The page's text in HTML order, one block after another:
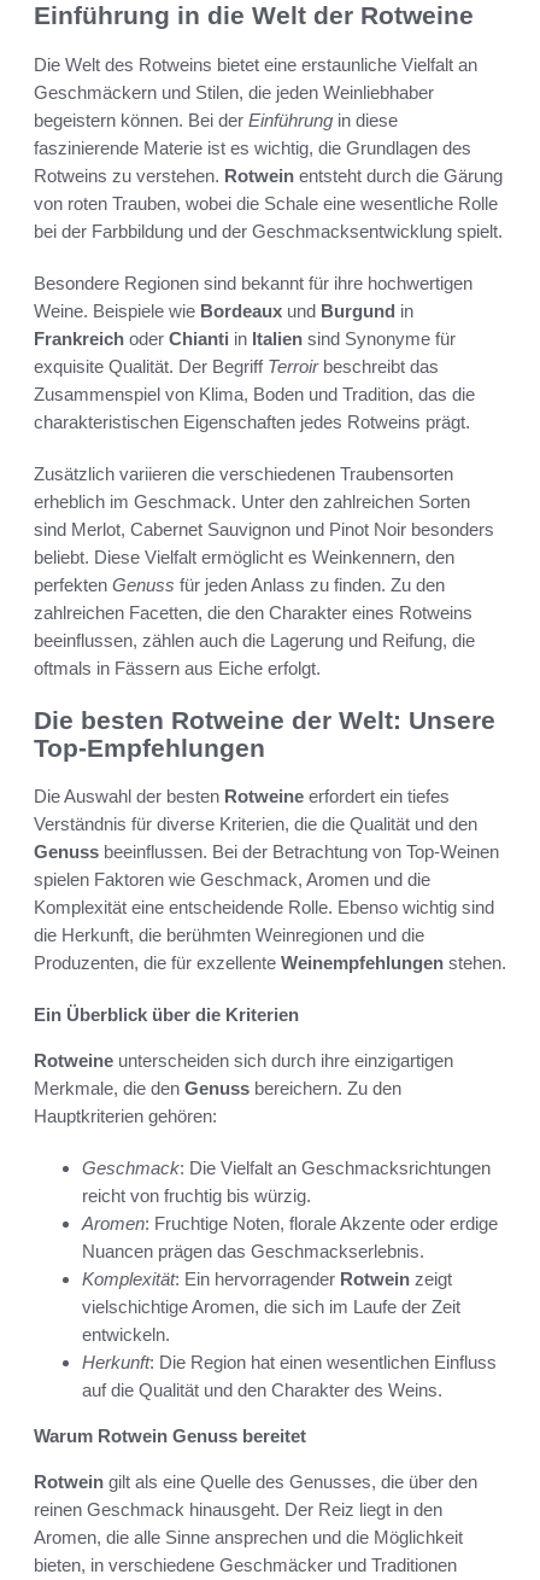
Einführung in die Welt der Rotweine
Die Welt des Rotweins bietet eine erstaunliche Vielfalt an
Geschmäckern und Stilen, die jeden Weinliebhaber
begeistern können. Bei der Einführung in diese
faszinierende Materie ist es wichtig, die Grundlagen des
Rotweins zu verstehen. Rotwein entsteht durch die Gärung
von roten Trauben, wobei die Schale eine wesentliche Rolle
bei der Farbbildung und der Geschmacksentwicklung spielt.
Besondere Regionen sind bekannt für ihre hochwertigen
Weine. Beispiele wie Bordeaux und Burgund in
Frankreich oder Chianti in Italien sind Synonyme für
exquisite Qualität. Der Begriff Terroirbeschreibt das
Zusammenspiel von Klima, Boden und Tradition, das die
charakteristischen Eigenschaften jedes Rotweins prägt.
Zusätzlich variieren die verschiedenen Traubensorten
erheblich im Geschmack. Unter den zahlreichen Sorten
sind Merlot, Cabernet Sauvignon und Pinot Noir besonders
beliebt. Diese Vielfalt ermöglicht es Weinkennern, den
perfekten Genuss für jeden Anlass zu finden. Zu den
zahlreichen Facetten, die den Charakter eines Rotweins
beeinflussen, zählen auch die Lagerung und Reifung, die
oftmals in Fässern aus Eiche erfolgt.
Die besten Rotweine der Welt: Unsere
Top-Empfehlungen
Die Auswahl der besten Rotweine erfordert ein tiefes
Verständnis für diverse Kriterien, die die Qualität und den
Genuss beeinflussen. Bei der Betrachtung von Top-Weinen
spielen Faktoren wie Geschmack, Aromen und die
Komplexität eine entscheidende Rolle. Ebenso wichtig sind
die Herkunft, die berühmten Weinregionen und die
Produzenten, die für exzellente Weinempfehlungen stehen.
Ein Überblick über die Kriterien
Rotweine unterscheiden sich durch ihre einzigartigen
Merkmale, die den Genuss bereichern. Zu den
Hauptkriterien gehören:
Geschmack: Die Vielfalt an Geschmacksrichtungen
reicht von fruchtig bis würzig.
Aromen: Fruchtige Noten, florale Akzente oder erdige
Nuancen prägen das Geschmackserlebnis.
Komplexität: Ein hervorragender Rotwein zeigt
vielschichtige Aromen, die sich im Laufe der Zeit
entwickeln.
Herkunft: Die Region hat einen wesentlichen Einfluss
auf die Qualität und den Charakter des Weins.
Warum Rotwein Genuss bereitet
Rotwein gilt als eine Quelle des Genusses, die über den
reinen Geschmack hinausgeht. Der Reiz liegt in den
Aromen, die alle Sinne ansprechen und die Möglichkeit
bieten, in verschiedene Geschmäcker und Traditionen